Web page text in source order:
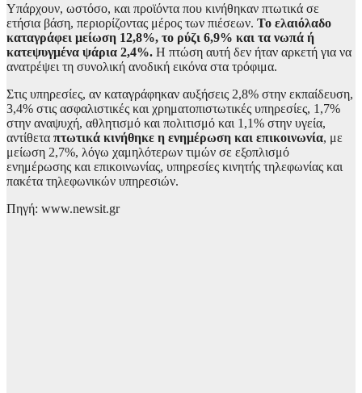
Υπάρχουν, ωστόσο, και προϊόντα που κινήθηκαν πτωτικά σε
ετήσια βάση, περιορίζοντας μέρος των πιέσεων. Το ελαιόλαδο
καταγράφει μείωση 12,8%, το ρύζι 6,9% και τα νωπά ή
κατεψυγμένα ψάρια 2,4%. Η πτώση αυτή δεν ήταν αρκετή για να
ανατρέψει τη συνολική ανοδική εικόνα στα τρόφιμα.
Στις υπηρεσίες, αν καταγράφηκαν αυξήσεις 2,8% στην εκπαίδευση,
3,4% στις ασφαλιστικές και χρηματοπιστωτικές υπηρεσίες, 1,7%
στην αναψυχή, αθλητισμό και πολιτισμό και 1,1% στην υγεία,
αντίθετα πτωτικά κινήθηκε η ενημέρωση και επικοινωνία, με
μείωση 2,7%, λόγω χαμηλότερων τιμών σε εξοπλισμό
ενημέρωσης και επικοινωνίας, υπηρεσίες κινητής τηλεφωνίας και
πακέτα τηλεφωνικών υπηρεσιών.
Πηγή: www.newsit.gr